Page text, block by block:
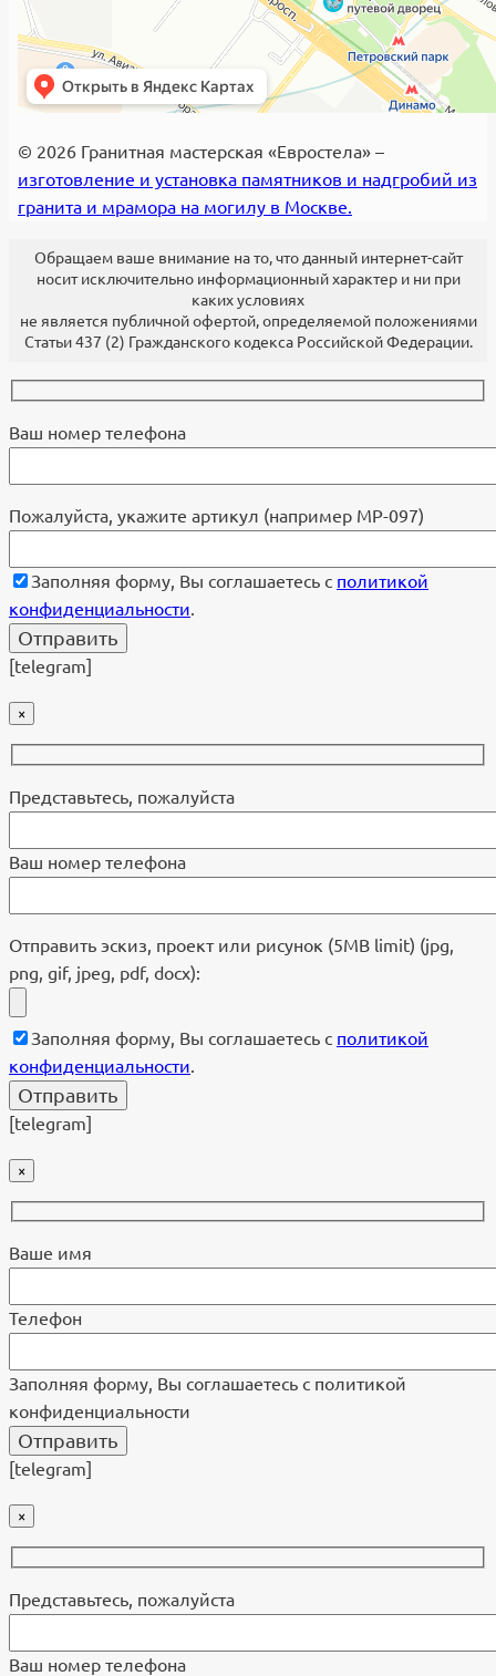
© 2026 Гранитная мастерская «Евростела» –
изготовление и установка памятников и надгробий из
гранита и мрамора на могилу в Москве.
Обращаем ваше внимание на то, что данный интернет-сайт
носит исключительно информационный характер и ни при
каких условиях
не является публичной офертой, определяемой положениями
Статьи 437 (2) Гражданского кодекса Российской Федерации.
Ваш номер телефона
Пожалуйста, укажите артикул (например МР-097)
Заполняя форму, Вы соглашаетесь с политикой
конфиденциальности.
[telegram]
×
Представьтесь, пожалуйста
Ваш номер телефона
Отправить эскиз, проект или рисунок (5MB limit) (jpg,
png, gif, jpeg, pdf, docx):
Заполняя форму, Вы соглашаетесь с политикой
конфиденциальности
[telegram]
×
Ваше имя
Телефон
Заполняя форму, Вы соглашаетесь с политикой
конфиденциальности
[telegram]
×
Представьтесь, пожалуйста
Ваш номер телефона